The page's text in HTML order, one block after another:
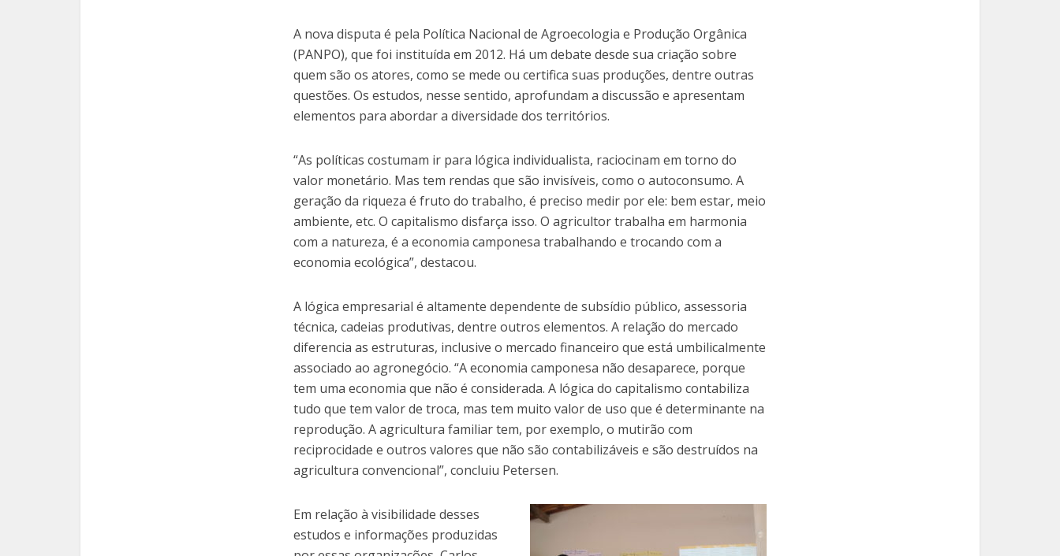
A nova disputa é pela Política Nacional de Agroecologia e Produção Orgânica
(PANPO), que foi instituída em 2012. Há um debate desde sua criação sobre
quem são os atores, como se mede ou certifica suas produções, dentre outras
questões. Os estudos, nesse sentido, aprofundam a discussão e apresentam
elementos para abordar a diversidade dos territórios.
“As políticas costumam ir para lógica individualista, raciocinam em torno do
valor monetário. Mas tem rendas que são invisíveis, como o autoconsumo. A
geração da riqueza é fruto do trabalho, é preciso medir por ele: bem estar, meio
ambiente, etc. O capitalismo disfarça isso. O agricultor trabalha em harmonia
com a natureza, é a economia camponesa trabalhando e trocando com a
economia ecológica”, destacou.
A lógica empresarial é altamente dependente de subsídio público, assessoria
técnica, cadeias produtivas, dentre outros elementos. A relação do mercado
diferencia as estruturas, inclusive o mercado financeiro que está umbilicalmente
associado ao agronegócio. “A economia camponesa não desaparece, porque
tem uma economia que não é considerada. A lógica do capitalismo contabiliza
tudo que tem valor de troca, mas tem muito valor de uso que é determinante na
reprodução. A agricultura familiar tem, por exemplo, o mutirão com
reciprocidade e outros valores que não são contabilizáveis e são destruídos na
agricultura convencional”, concluiu Petersen.
Em relação à visibilidade desses
estudos e informações produzidas